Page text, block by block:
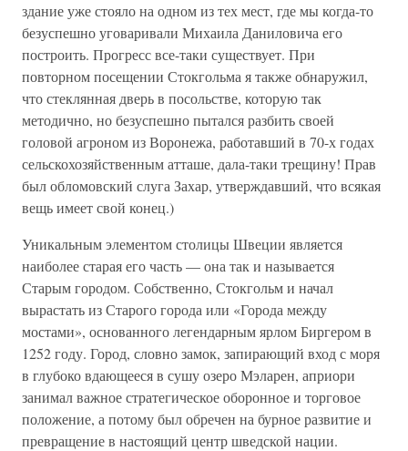
здание уже стояло на одном из тех мест, где мы когда-то
безуспешно уговаривали Михаила Даниловича его
построить. Прогресс все-таки существует. При
повторном посещении Стокгольма я также обнаружил,
что стеклянная дверь в посольстве, которую так
методично, но безуспешно пытался разбить своей
головой агроном из Воронежа, работавший в 70-х годах
сельскохозяйственным атташе, дала-таки трещину! Прав
был обломовский слуга Захар, утверждавший, что всякая
вещь имеет свой конец.)
Уникальным элементом столицы Швеции является
наиболее старая его часть — она так и называется
Старым городом. Собственно, Стокгольм и начал
вырастать из Старого города или «Города между
мостами», основанного легендарным ярлом Биргером в
1252 году. Город, словно замок, запирающий вход с моря
в глубоко вдающееся в сушу озеро Мэларен, априори
занимал важное стратегическое оборонное и торговое
положение, а потому был обречен на бурное развитие и
превращение в настоящий центр шведской нации.